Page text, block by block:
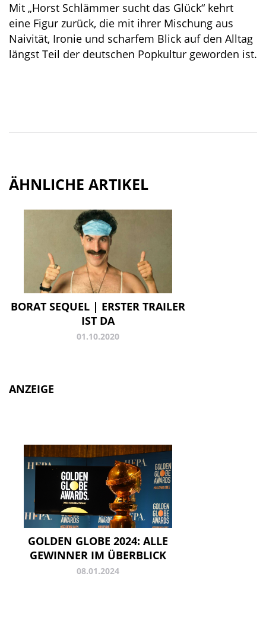
Mit „Horst Schlämmer sucht das Glück“ kehrt
eine Figur zurück, die mit ihrer Mischung aus
Naivität, Ironie und scharfem Blick auf den Alltag
längst Teil der deutschen Popkultur geworden ist.
ÄHNLICHE ARTIKEL
BORAT SEQUEL | ERSTER TRAILER
IST DA
01.10.2020
ANZEIGE
GOLDEN GLOBE 2024: ALLE
GEWINNER IM ÜBERBLICK
08.01.2024